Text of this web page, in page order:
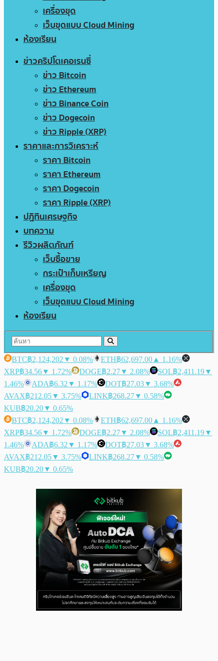
เครื่องขุด
เว็บขุดแบบ Cloud Mining
ห้องเรียน
ข่าวคริปโตเคอเรนซี่
ข่าว Bitcoin
ข่าว Ethereum
ข่าว Binance Coin
ข่าว Dogecoin
ข่าว Ripple (XRP)
ราคาและการวิเคราะห์
ราคา Bitcoin
ราคา Ethereum
ราคา Dogecoin
ราคา Ripple (XRP)
ปฏิทินเศรษฐกิจ
บทความ
รีวิวผลิตภัณฑ์
เว็บซื้อขาย
กระเป๋าเก็บเหรียญ
เครื่องขุด
เว็บขุดแบบ Cloud Mining
ห้องเรียน
BTC฿2,124,202 ▼ 0.08% ETH฿62,697.00 ▲ 1.16%
XRP฿34.56▼ 1.72% DOGE฿2.27▼ 2.08% SOL฿2,411.19▼
1.46%
ADA฿6.32 ▼ 1.17% DOT฿27.03▼ 3.68%
AVAX฿212.05▼ 3.75% LINK฿268.27▼ 0.58%
KUB฿20.20▼ 0.65%
BTC฿2,124,202 ▼ 0.08% ETH฿62,697.00 ▲ 1.16%
XRP฿34.56▼ 1.72% DOGE฿2.27▼ 2.08% SOL฿2,411.19▼
1.46%
ADA฿6.32 ▼ 1.17% DOT฿27.03▼ 3.68%
AVAX฿212.05▼ 3.75% LINK฿268.27▼ 0.58%
KUB฿20.20▼ 0.65%